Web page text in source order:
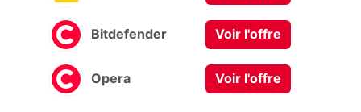
Bitdefender Voir l'offre
Opera Voir l'offre